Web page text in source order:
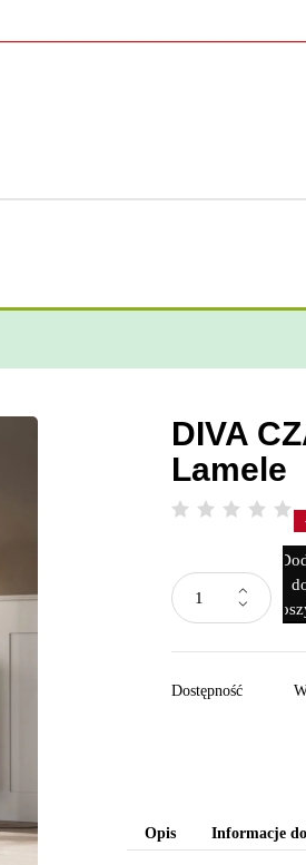
DIVA
Lamele
Dostępność
Opis Informacje